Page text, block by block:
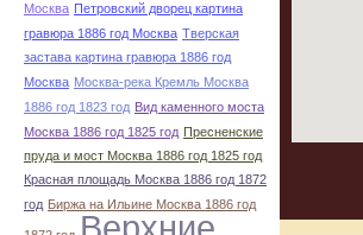
Москва Петровский дворец картина
гравюра 1886 год Москва Тверская
застава картина гравюра 1886 год
Москва Москва-река Кремль Москва
1886 год 1823 год Вид каменного моста
Москва 1886 год 1825 год Пресненские
пруда и мост Москва 1886 год 1825 год
Красная площадь Москва 1886 год 1872
год Биржа на Ильине Москва 1886 год